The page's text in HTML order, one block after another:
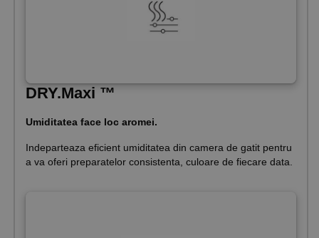
DRY.Maxi ™
Umiditatea face loc aromei.
Indeparteaza eficient umiditatea din camera de gatit pentru
a va oferi preparatelor consistenta, culoare de fiecare data.